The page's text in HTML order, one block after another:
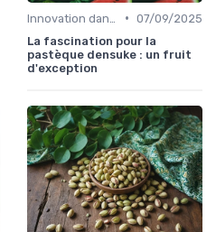
• 07/09/2025
La fascination pour la
pastèque densuke : un fruit
d'exception